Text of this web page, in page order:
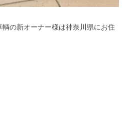
輌の新オーナー様は神奈川県にお住